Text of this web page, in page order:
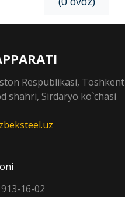
Respublikasi,
shahri, Sirdaryo ko`chasi
16-02